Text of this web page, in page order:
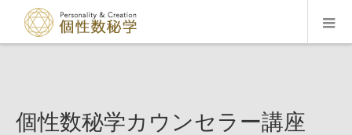
個性数秘学カウンセラー講座